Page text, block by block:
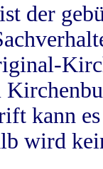
der
kann
wird